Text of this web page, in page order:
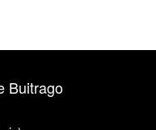
Buitrago